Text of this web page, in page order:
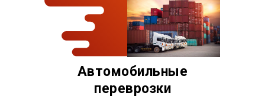
Автомобильные
переврозки